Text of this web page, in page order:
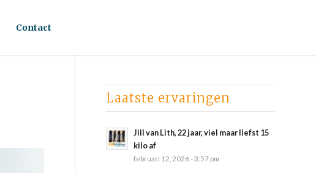
Contact
Laatste ervaringen
Jill van Lith, 22 jaar, viel maar liefst 15
kilo af
februari 12, 2026 - 3:57 pm